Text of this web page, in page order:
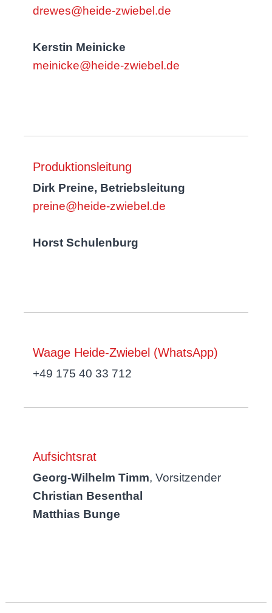
drewes@heide-zwiebel.de
Kerstin Meinicke
meinicke@heide-zwiebel.de
Produktionsleitung
Dirk Preine, Betriebsleitung
preine@heide-zwiebel.de
Horst Schulenburg
Waage Heide-Zwiebel (WhatsApp)
+49 175 40 33 712
Aufsichtsrat
Georg-Wilhelm Timm, Vorsitzender
Christian Besenthal
Matthias Bunge